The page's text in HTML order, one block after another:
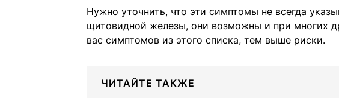
Нужно уточнить, что эти симптомы не всегда
щитовидной железы, они возможны и при многих
вас симптомов из этого списка, тем выше риски.
ЧИТАЙТЕ ТАКЖЕ